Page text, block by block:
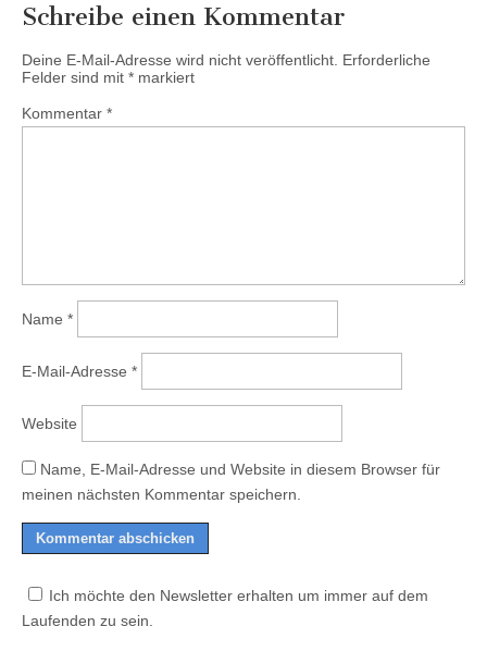
Schreibe einen Kommentar
Deine E-Mail-Adresse wird nicht veröffentlicht. Erforderliche
Felder sind mit * markiert
Kommentar *
Name *
E-Mail-Adresse *
Website
Name, E-Mail-Adresse und Website in diesem Browser für
meinen nächsten Kommentar speichern.
Ich möchte den Newsletter erhalten um immer auf dem
Laufenden zu sein.